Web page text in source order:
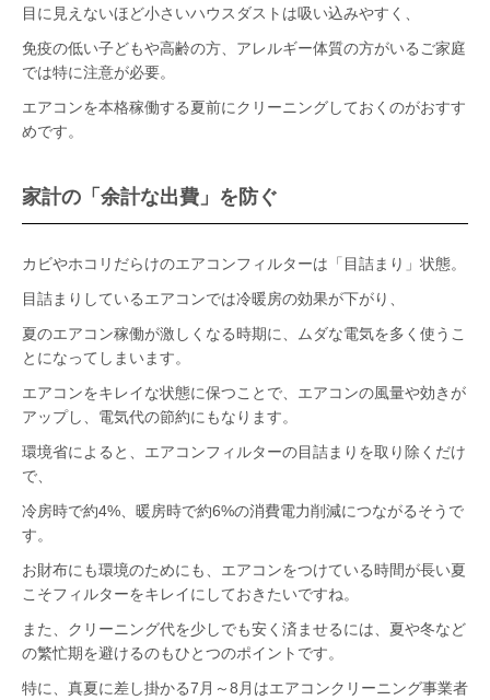
目に見えないほど小さいハウスダストは吸い込みやすく、
免疫の低い子どもや高齢の方、アレルギー体質の方がいるご家庭
では特に注意が必要。
エアコンを本格稼働する夏前にクリーニングしておくのがおすす
めです。
家計の「余計な出費」を防ぐ
カビやホコリだらけのエアコンフィルターは「目詰まり」状態。
目詰まりしているエアコンでは冷暖房の効果が下がり、
夏のエアコン稼働が激しくなる時期に、ムダな電気を多く使うこ
とになってしまいます。
エアコンをキレイな状態に保つことで、エアコンの風量や効きが
アップし、電気代の節約にもなります。
環境省によると、エアコンフィルターの目詰まりを取り除くだけ
で、
冷房時で約4%、暖房時で約6%の消費電力削減につながるそうで
す。
お財布にも環境のためにも、エアコンをつけている時間が長い夏
こそフィルターをキレイにしておきたいですね。
また、クリーニング代を少しでも安く済ませるには、夏や冬など
の繁忙期を避けるのもひとつのポイントです。
特に、真夏に差し掛かる7月～8月はエアコンクリーニング事業者